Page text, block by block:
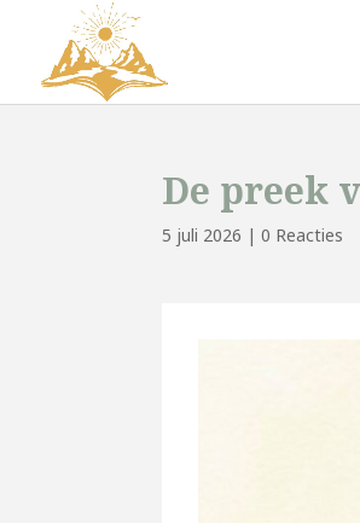
De preek
5 juli 2026 |0 Reacties